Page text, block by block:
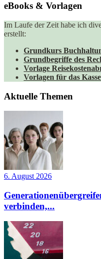
eBooks & Vorlagen
Im Laufe der Zeit habe ich
erstellt:
Grundkurs
Grundbegriffe des
Vorlage
Vorlagen für das
Aktuelle Themen
6. August 2026
verbinden,...